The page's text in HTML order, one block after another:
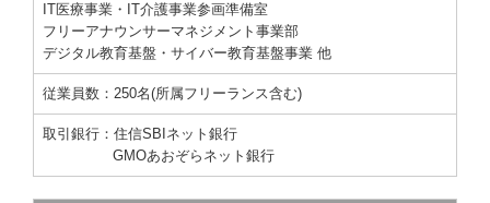
IT医療事業・IT介護事業参画準備室
フリーアナウンサーマネジメント事業部
デジタル教育基盤・サイバー教育基盤事業 他
従業員数：250名(所属フリーランス含む)
取引銀行：住信SBIネット銀行
GMOあおぞらネット銀行